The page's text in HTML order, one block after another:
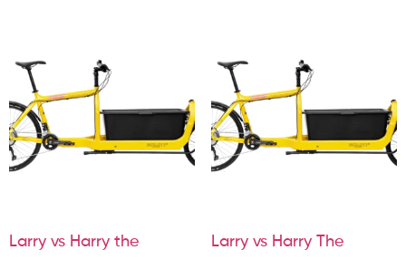
Larry vs Harry the Larry vs Harry The